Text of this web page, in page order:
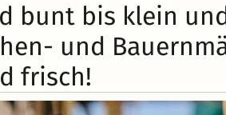
bunt bis klein
und
frisch!